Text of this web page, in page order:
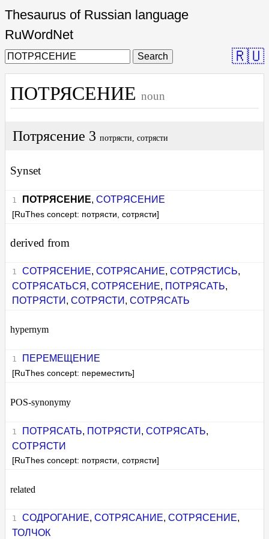
Thesaurus of Russian language
RuWordNet
Search 🇷🇺
ПОТРЯСЕНИЕ noun
Потрясение 3 потрясти, сотрясти
Synset
ПОТРЯСЕНИЕ, СОТРЯСЕНИЕ
[RuThes concept: потрясти, сотрясти]
derived from
СОТРЯСЕНИЕ, СОТРЯСАНИЕ, СОТРЯСТИСЬ,
СОТРЯСАТЬСЯ ,СОТРЯСЕНИЕ, ПОТРЯСАТЬ,
ПОТРЯСТИ ,СОТРЯСТИ ,СОТРЯСАТЬ
hypernym
ПЕРЕМЕЩЕНИЕ
[RuThes concept: переместить]
POS-synonymy
ПОТРЯСАТЬ, ПОТРЯСТИ , СОТРЯСАТЬ,
СОТРЯСТИ
[RuThes concept: потрясти, сотрясти]
related
СОДРОГАНИЕ, СОТРЯСАНИЕ, СОТРЯСЕНИЕ,
ТОЛЧОК